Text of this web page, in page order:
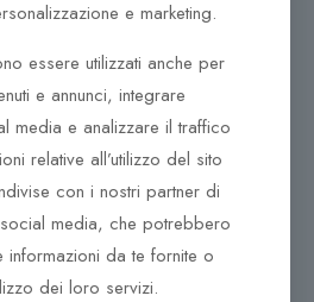
nascono dall’attenta
della contemporaneità che,
estetici classici, dà vita a
nati per esaltare la
il look e regalano alla
forte, contemporanea
fascino intramontabile.
unica nella scelta
e marketing.
essere utilizzati anche per
e annunci, integrare
media e analizzare il traffico
relative all’utilizzo del sito
con i nostri partner di
media, che potrebbero
da te fornite o
dei loro servizi.